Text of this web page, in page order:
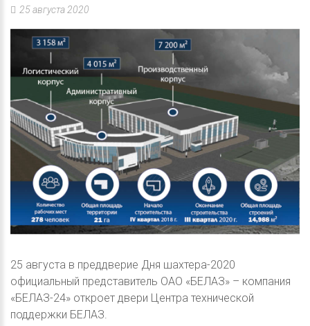
25 августа 2020
25 августа в преддверие Дня шахтера-2020
официальный представитель ОАО «БЕЛАЗ» – компания
«БЕЛАЗ-24» откроет двери Центра технической
поддержки БЕЛАЗ.